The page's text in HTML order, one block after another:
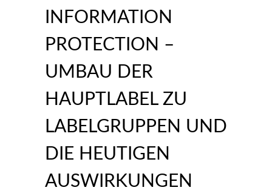
INFORMATION
PROTECTION –
UMBAU DER
HAUPTLABEL ZU
LABELGRUPPEN UND
DIE HEUTIGEN
AUSWIRKUNGEN